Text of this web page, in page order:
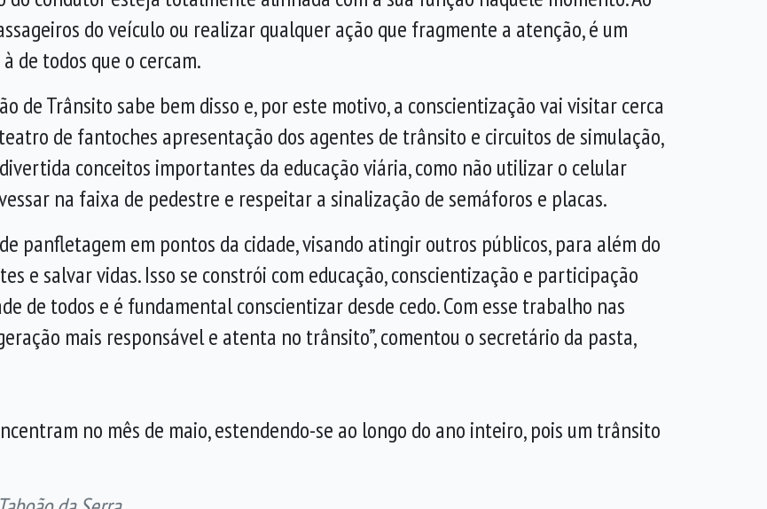
do veículo ou realizar qualquer ação que fragmente a atenção, é um
de todos que o cercam.
de Trânsito sabe bem disso e, por este motivo, a conscientização vai visitar cerca
de fantoches apresentação dos agentes de trânsito e circuitos de simulação,
conceitos importantes da educação viária, como não utilizar o celular
na faixa de pedestre e respeitar a sinalização de semáforos e placas.
panfletagem em pontos da cidade, visando atingir outros públicos, para além do
e salvar vidas. Isso se constrói com educação, conscientização e participação
de todos e é fundamental conscientizar desde cedo. Com esse trabalho nas
mais responsável e atenta no trânsito”, comentou o secretário da pasta,
no mês de maio, estendendo-se ao longo do ano inteiro, pois um trânsito